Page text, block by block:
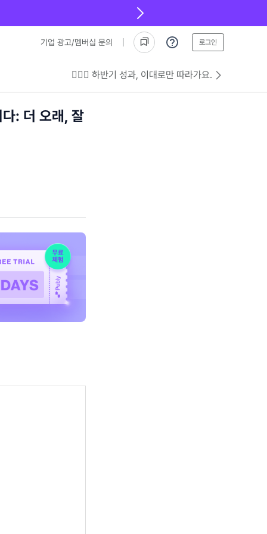
기업 광고/멤버십 문의 로그인
💁🏻‍♂️ 하반기 성과, 이대로만 따라가요.
: 더 오래, 잘